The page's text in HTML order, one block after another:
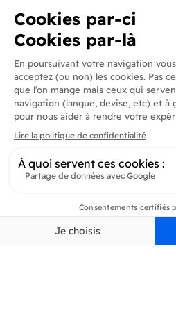
Livraison rapide